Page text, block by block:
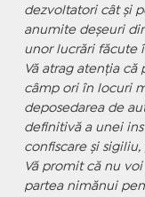
dezvoltatori cât și
anumite deșeuri
unor lucrări făcute
Vă atrag atenția că
câmp ori în locuri
deposedarea de
definitivă a unei
confiscare și
Vă promit că nu
partea nimănui